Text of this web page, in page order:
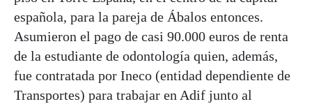
española, para la pareja de Ábalos entonces.
Asumieron el pago de casi 90.000 euros de renta
de la estudiante de odontología quien, además,
fue contratada por Ineco (entidad dependiente de
Transportes) para trabajar en Adif junto al